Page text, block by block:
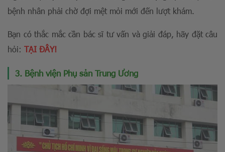
bệnh nhân phải chờ đợi mệt mỏi mới đến lượt khám.
Bạn có thắc mắc cần bác sĩ tư vấn và giải đáp, hãy đặt câu
hỏi: TẠI ĐÂY!
3. Bệnh viện Phụ sản Trung Ương